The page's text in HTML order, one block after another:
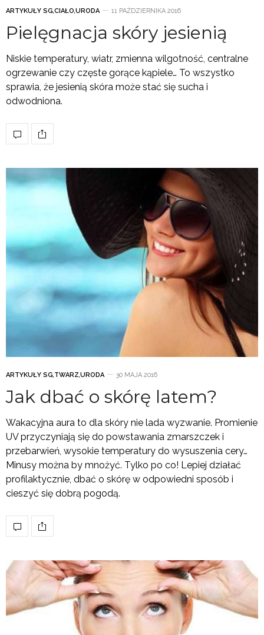
ARTYKUŁY SG,CIAŁO,URODA 11 PAŹDZIERNIKA 2016
Pielęgnacja skóry jesienią
Niskie temperatury, wiatr, zmienna wilgotność, centralne
ogrzewanie czy częste gorące kąpiele… To wszystko
sprawia, że jesienią skóra może stać się sucha i
odwodniona.
ARTYKUŁY SG,TWARZ,URODA 30 MAJA 2016
Jak dbać o skórę latem?
Wakacyjna aura to dla skóry nie lada wyzwanie. Promienie
UV przyczyniają się do powstawania zmarszczek i
przebarwień, wysokie temperatury do wysuszenia cery…
Minusy można by mnożyć. Tylko po co! Lepiej działać
profilaktycznie, dbać o skórę w odpowiedni sposób i
cieszyć się dobrą pogodą.